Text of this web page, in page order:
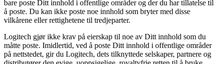
bare poste Ditt innhold i offentlige områder og der du har tillatelse til
å poste. Du kan ikke poste noe innhold som bryter med disse
vilkårene eller rettighetene til tredjeparter.
Logitech gjør ikke krav på eierskap til noe av Ditt innhold som du
måtte poste. Imidlertid, ved å poste Ditt innhold i offentlige områder
på nettstedet, gir du Logitech, dets tilknyttede selskaper, partnere og